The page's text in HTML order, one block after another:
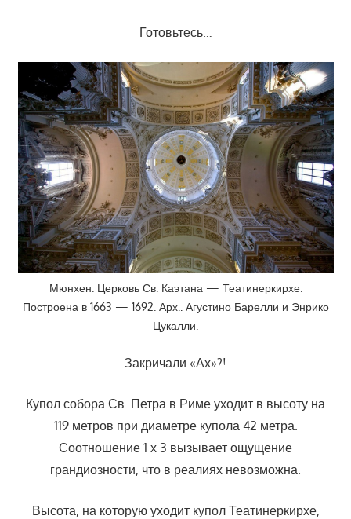
Готовьтесь…
Мюнхен. Церковь Св. Каэтана — Театинеркирхе.
Построена в 1663 — 1692. Арх.: Агустино Барелли и Энрико
Цукалли.
Закричали «Ах»?!
Купол собора Св. Петра в Риме уходит в высоту на
119 метров при диаметре купола 42 метра.
Соотношение 1 х 3 вызывает ощущение
грандиозности, что в реалиях невозможна.
Высота, на которую уходит купол Театинеркирхе,